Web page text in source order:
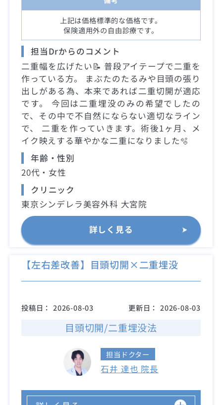
上記は価格標準的な価格です。
保険適用外の自由診療です。
担当Drからのコメント
二重幅を広げたい📝 普段アイテープで二重を
作っている方。 まぶたのたるみや目頭の張り
出しがある為、本来であれば二重切開が適応
です。 今回は二重埋没のみの希望でしたの
で、その中で不自然にならない適切なライン
で、 二重を作っていきます。術後1ヶ月、メ
イク映えする華やかな二重になりました🫧
年齢・性別
20代・女性
クリニック
東京シンデレラ美容外科 大宮院
詳しく見る
【左右差改善】目頭切開×二重埋没
投稿日： 2026-08-03 更新日： 2026-08-03
目頭切開/二重埋没法
担当ドクター
石井 達也 院長